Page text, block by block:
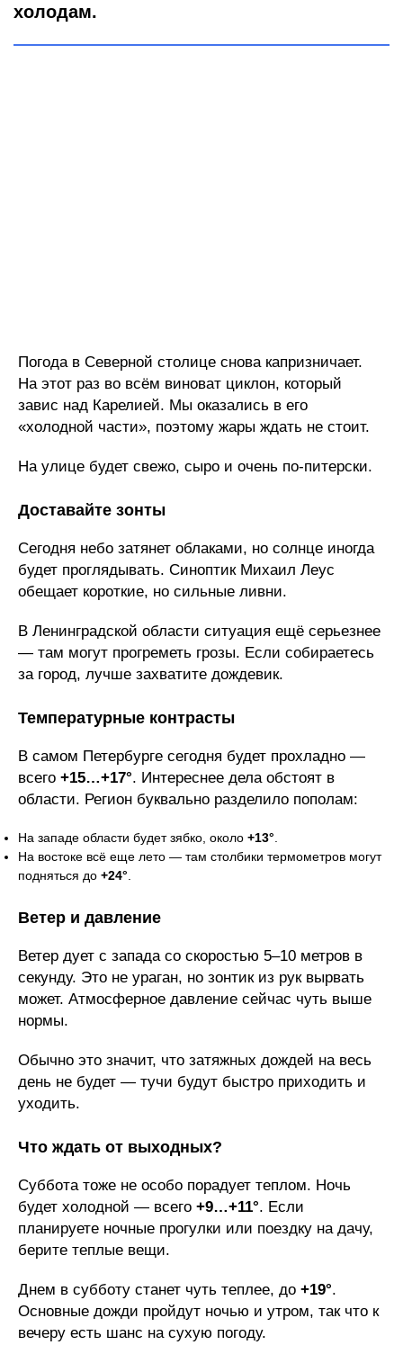
холодам.
Погода в Северной столице снова капризничает.
На этот раз во всём виноват циклон, который
завис над Карелией. Мы оказались в его
«холодной части», поэтому жары ждать не стоит.
На улице будет свежо, сыро и очень по-питерски.
Доставайте зонты
Сегодня небо затянет облаками, но солнце иногда
будет проглядывать. Синоптик Михаил Леус
обещает короткие, но сильные ливни.
В Ленинградской области ситуация ещё серьезнее
— там могут прогреметь грозы. Если собираетесь
за город, лучше захватите дождевик.
Температурные контрасты
В самом Петербурге сегодня будет прохладно —
всего +15…+17°. Интереснее дела обстоят в
области. Регион буквально разделило пополам:
На западе области будет зябко, около +13°
На востоке всё еще лето — там столбики термометров могут
подняться до +24°
Ветер и давление
Ветер дует с запада со скоростью 5–10 метров в
секунду. Это не ураган, но зонтик из рук вырвать
может. Атмосферное давление сейчас чуть выше
нормы.
Обычно это значит, что затяжных дождей на весь
день не будет — тучи будут быстро приходить и
уходить.
Что ждать от выходных?
Суббота тоже не особо порадует теплом. Ночь
будет холодной — всего +9…+11°. Если
планируете ночные прогулки или поездку на дачу,
берите теплые вещи.
Днем в субботу станет чуть теплее, до +19°.
Основные дожди пройдут ночью и утром, так что к
вечеру есть шанс на сухую погоду.